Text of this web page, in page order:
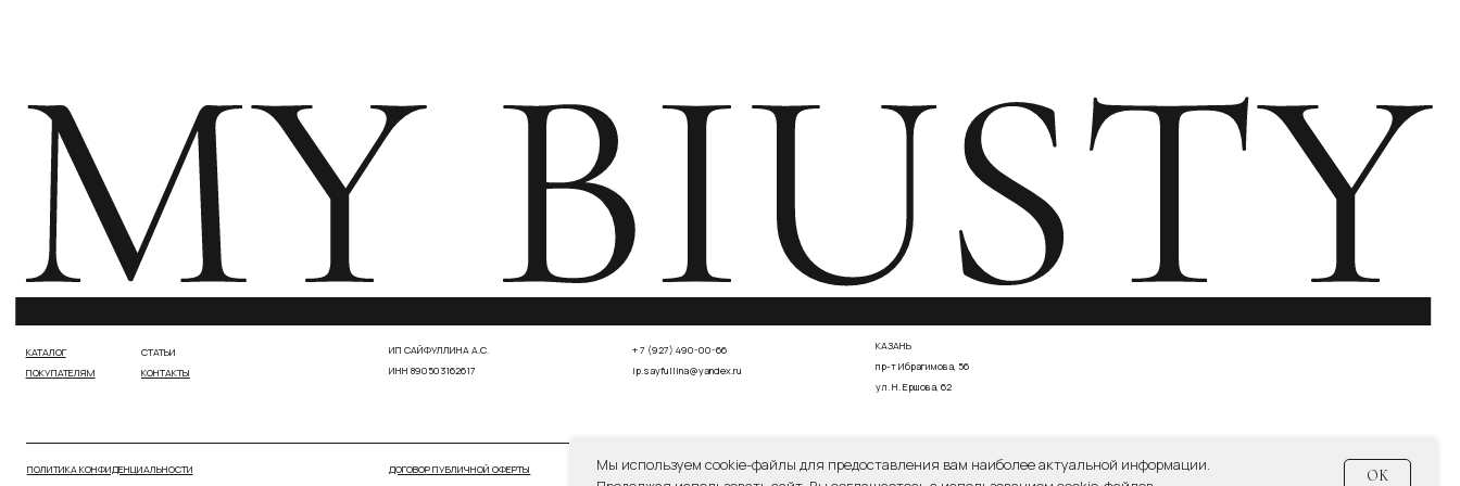
Мы используем cookie-файлы для предоставления вам наиболее актуальной информации.
OK